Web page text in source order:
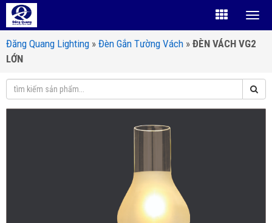
Đăng Quang Lighting » Đèn Gắn Tường Vách » ĐÈN VÁCH VG2
LỚN